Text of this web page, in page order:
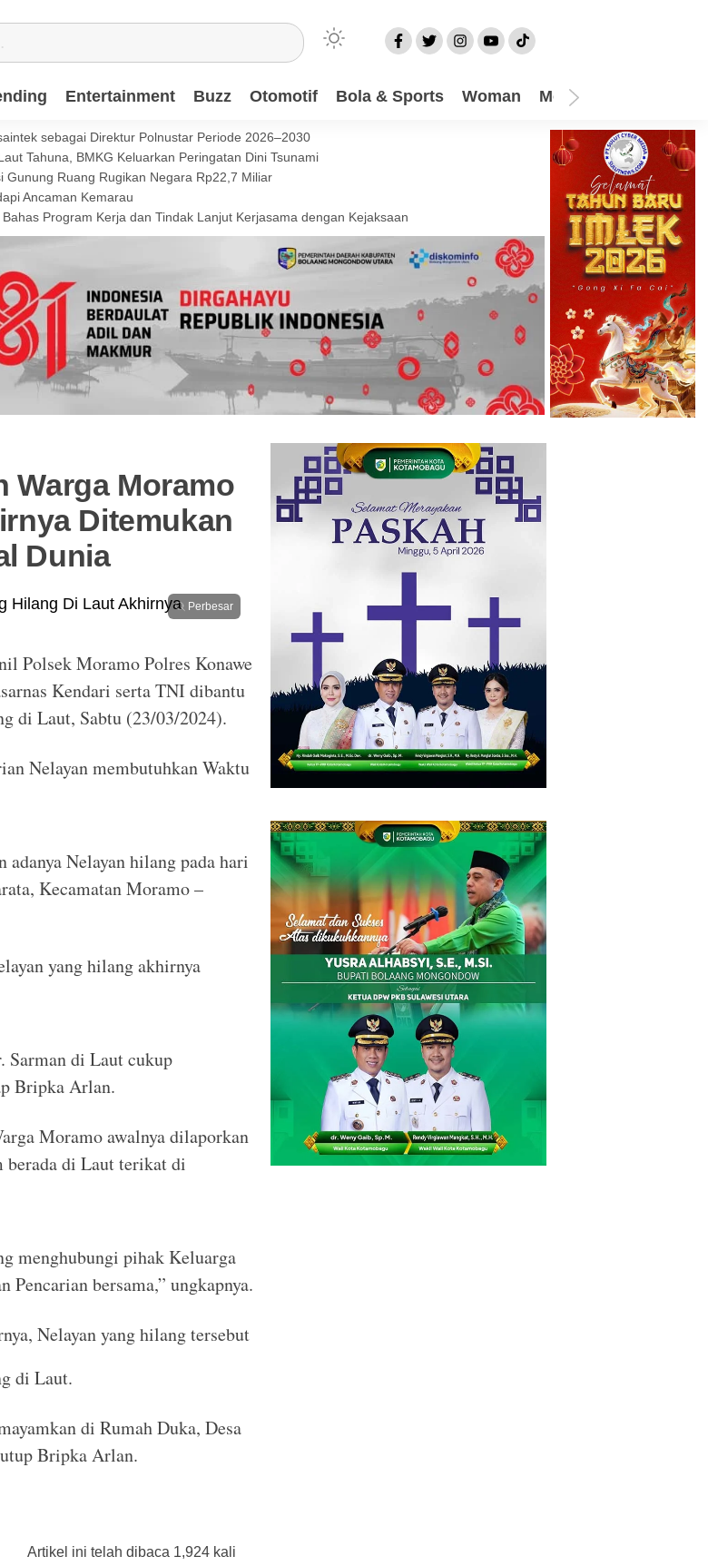
Entertainment Buzz Otomotif Bola & Sports Woman Mom
sebagai Direktur Polnustar Periode 2026–2030
Tahuna, BMKG Keluarkan Peringatan Dini Tsunami
Ruang Rugikan Negara Rp22,7 Miliar
Ancaman Kemarau
Program Kerja dan Tindak Lanjut Kerjasama dengan Kejaksaan
Warga Moramo
Ditemukan
Dunia
Perbesar
Polsek Moramo Polres Konawe
Kendari serta TNI dibantu
di Laut, Sabtu (23/03/2024).
Nelayan membutuhkan Waktu
Nelayan hilang pada hari
Kecamatan Moramo –
yang hilang akhirnya
Sarman di Laut cukup
Bripka Arlan.
Moramo awalnya dilaporkan
berada di Laut terikat di
menghubungi pihak Keluarga
bersama,” ungkapnya.
Nelayan yang hilang tersebut
di Laut.
di Rumah Duka, Desa
Bripka Arlan.
Artikel ini telah dibaca 1,924 kali